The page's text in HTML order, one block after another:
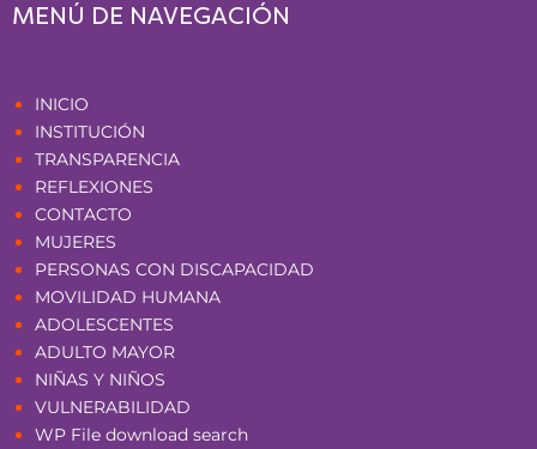
MENÚ DE NAVEGACIÓN
INICIO
INSTITUCIÓN
TRANSPARENCIA
REFLEXIONES
CONTACTO
MUJERES
PERSONAS CON DISCAPACIDAD
MOVILIDAD HUMANA
ADOLESCENTES
ADULTO MAYOR
NIÑAS Y NIÑOS
VULNERABILIDAD
WP File download search